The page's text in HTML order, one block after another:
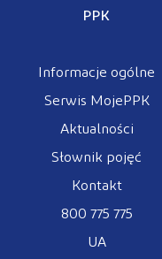
PPK
Informacje ogólne
Serwis MojePPK
Aktualności
Słownik pojęć
Kontakt
800 775 775
UA